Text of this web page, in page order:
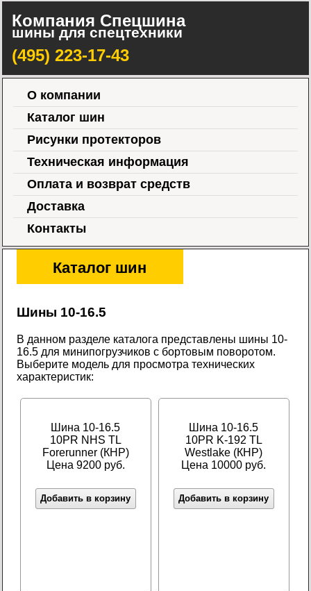
Компания Спецшина
шины для спецтехники
(495) 223-17-43
О компании
Каталог шин
Рисунки протекторов
Техническая информация
Оплата и возврат средств
Доставка
Контакты
Каталог шин
Шины 10-16.5
В данном разделе каталога представлены шины 10-
16.5 для минипогрузчиков с бортовым поворотом.
Выберите модель для просмотра технических
характеристик:
Шина 10-16.5
10PR NHS TL
Forerunner (КНР)
Цена 9200 руб.
Добавить в корзину
Шина 10-16.5
10PR K-192 TL
Westlake (КНР)
Цена 10000 руб.
Добавить в корзину